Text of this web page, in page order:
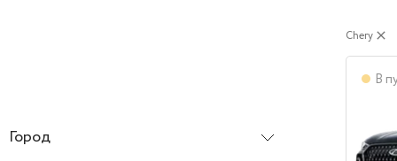
Город
Chery close
В